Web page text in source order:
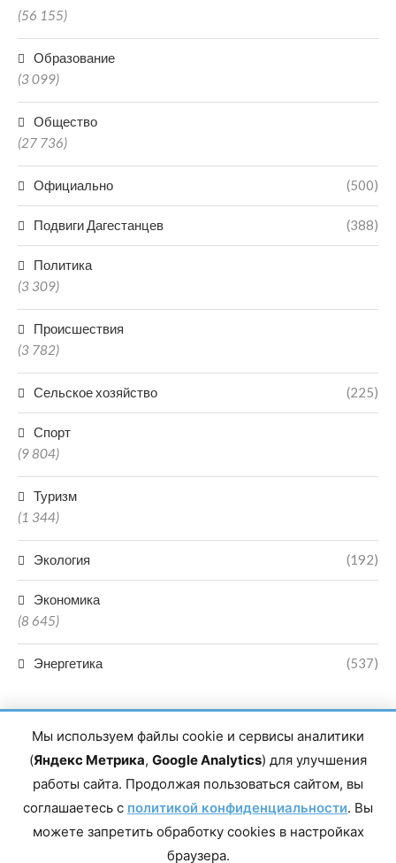
(56 155)
Образование
(3 099)
Общество
(27 736)
Официально (500)
Подвиги Дагестанцев (388)
Политика
(3 309)
Происшествия
(3 782)
Сельское хозяйство (225)
Спорт
(9 804)
Туризм
(1 344)
Экология (192)
Экономика
(8 645)
Энергетика (537)
Главный редактор сетевого издания Магомаев Тимур Нухович.
Контакты редакции: 8(988)-292-94-34 Почта: vestiskfo@gmail.com По
Республика Дагестан, г. Махачкала, пр-т Насрутдинова, д. 1а. Все
права защищены. Копирование и использование полных материалов
Мы используем файлы cookie и сервисы аналитики
(Яндекс Метрика, Google Analytics) для улучшения
работы сайта. Продолжая пользоваться сайтом, вы
соглашаетесь с политикой конфиденциальности. Вы
можете запретить обработку cookies в настройках
браузера.